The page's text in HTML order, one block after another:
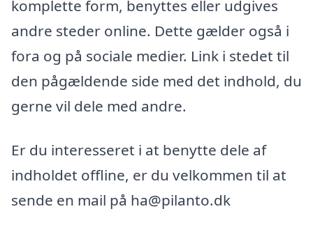
komplette form, benyttes eller udgives
andre steder online. Dette gælder også i
fora og på sociale medier. Link i stedet til
den pågældende side med det indhold, du
gerne vil dele med andre.
Er du interesseret i at benytte dele af
indholdet offline, er du velkommen til at
sende en mail på ha@pilanto.dk